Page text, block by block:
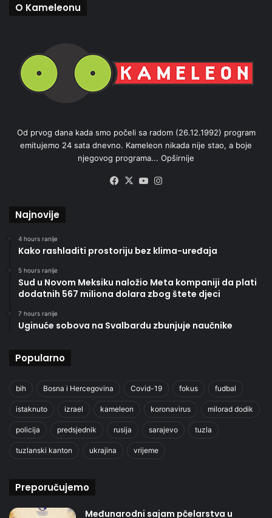
O Kameleonu
Od prvog dana kada smo počeli sa radom (26.12.1992) program
emitujemo 24 sata dnevno. Kameleon nikada nije stao, a boje
njegovog programa... Opširnije
Facebook
X YouTube
Najnovije
4 hours ranije
Kako rashladiti prostoriju bez klima-uređaja
5 hours ranije
Sud u Novom Meksiku naložio Meta kompaniji da plati
dodatnih 567 miliona dolara zbog štete djeci
7 hours ranije
Uginuće sobova na Svalbardu zbunjuje naučnike
Popularno
bih Bosna i Hercegovina Covid-19 fokus fudbal
istaknuto izrael kameleon koronavirus milorad dodik
policija predsjednik rusija sarajevo tuzla
tuzlanski kanton ukrajina vrijeme
Preporučujemo
Međunarodni sajam pčelarstva u